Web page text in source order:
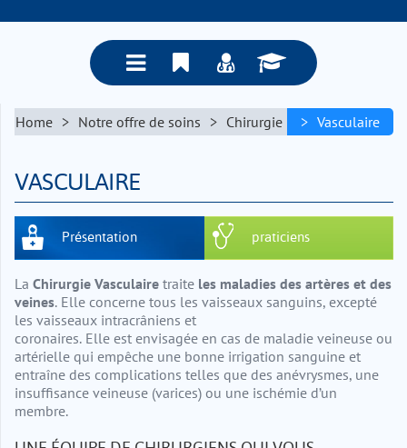
Home Notre offre de soins Chirurgie Vasculaire
VASCULAIRE
Présentation praticiens
La Chirurgie Vasculaire traite les maladies des artères et des
veines. Elle concerne tous les vaisseaux sanguins, excepté
les vaisseaux intracrâniens et
coronaires. Elle est envisagée en cas de maladie veineuse ou
artérielle qui empêche une bonne irrigation sanguine et
entraîne des complications telles que des anévrysmes, une
insuffisance veineuse (varices) ou une ischémie d’un
membre.